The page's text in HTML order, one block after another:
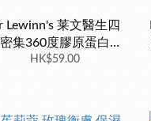
Lewinn's 莱文醫生四
集360度膠原蛋白眼
膜 3對
HK$59.00